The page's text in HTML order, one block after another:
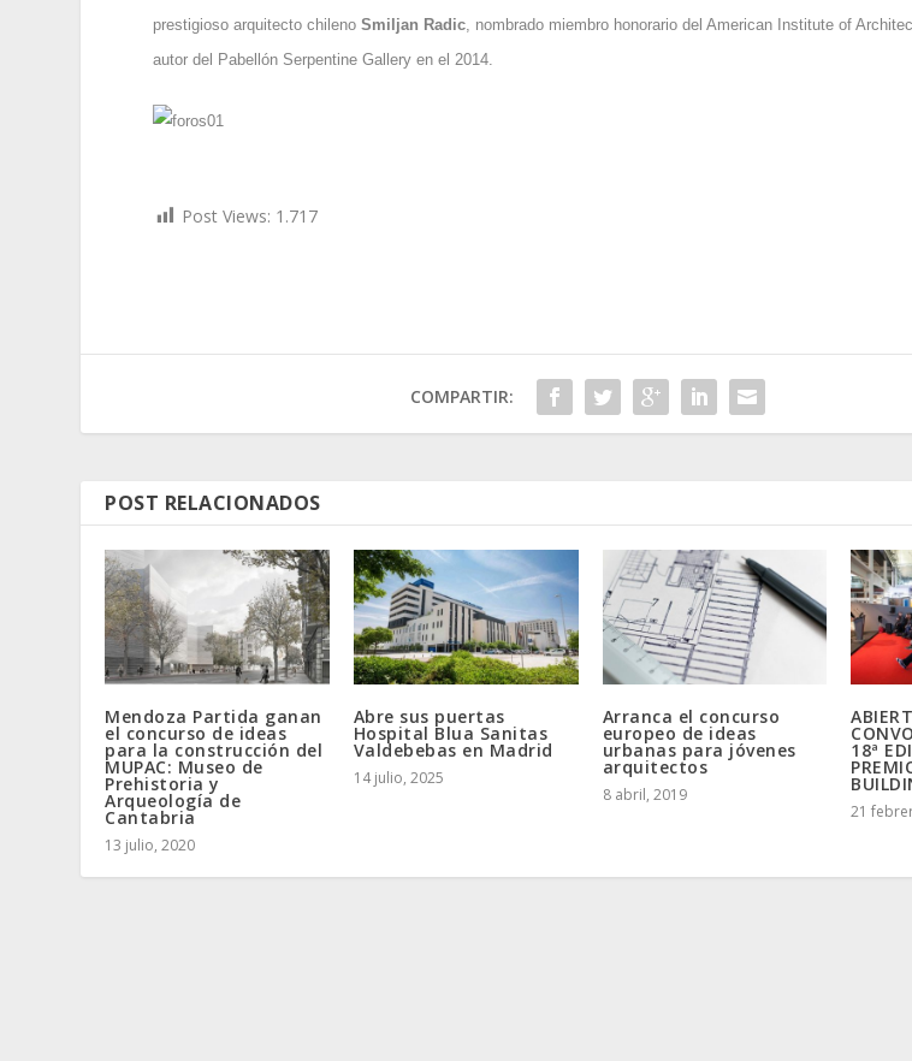
prestigioso arquitecto chilenoSmiljan Radic , nombrado miembro honorario del American Institute of
autor del Pabellón Serpentine Gallery en el 2014.
Post Views: 1.717
COMPARTIR:
POST RELACIONADOS
Mendoza Partida ganan
el concurso de ideas
para la construcción del
MUPAC: Museo de
Prehistoria y
Arqueología de
Cantabria
13 julio, 2020
Abre sus puertas
Hospital Blua Sanitas
Valdebebas en Madrid
14 julio, 2025
Arranca el concurso
europeo de ideas
urbanas para jóvenes
arquitectos
8 abril, 2019
18ª
21